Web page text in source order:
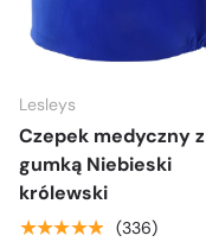
Lesleys
Czepek medyczny z
gumką Niebieski
królewski
★★★★★ (336)